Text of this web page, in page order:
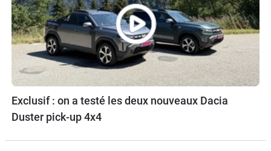
Exclusif : on a testé les deux nouveaux Dacia
Duster pick-up 4x4